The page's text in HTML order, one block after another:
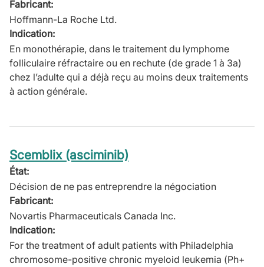
Fabricant:
Hoffmann-La Roche Ltd.
Indication:
En monothérapie, dans le traitement du lymphome
folliculaire réfractaire ou en rechute (de grade 1 à 3a)
chez l’adulte qui a déjà reçu au moins deux traitements
à action générale.
Scemblix (asciminib)
État:
Décision de ne pas entreprendre la négociation
Fabricant:
Novartis Pharmaceuticals Canada Inc.
Indication:
For the treatment of adult patients with Philadelphia
chromosome-positive chronic myeloid leukemia (Ph+